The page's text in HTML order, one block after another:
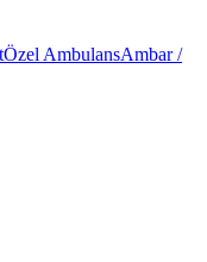
Özel AmbulansAmbar /